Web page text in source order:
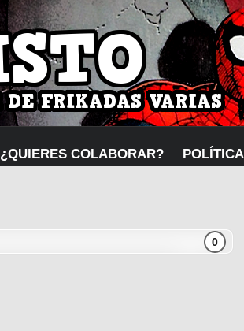
¿QUIERES COLABORAR?
0